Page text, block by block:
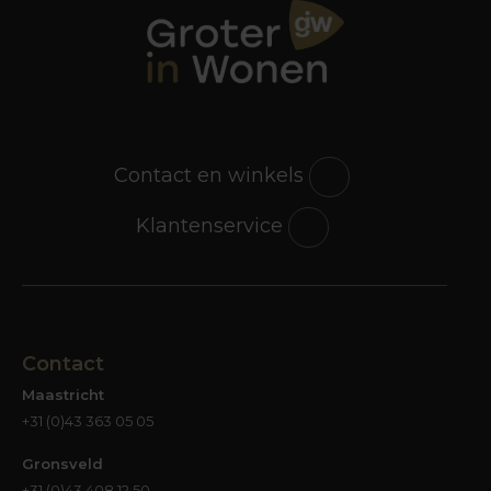
een comfortabel binnenklimaat in elke ruimte.
Rolgordijnen, plissés en
diverse oplossingen zoals rolgordijnen,
plisségordijnen en speciale raamdecoraties voor
complexe raamvormen. Elk product wordt op
maat gemaakt en biedt een strakke,
energiezuinig wonen
het energieverbruik voor koeling en verwarming
worden verminderd. Daarnaast worden de
Contact en winkels
Klantenservice
Contact
Maastricht
+31 (0)43 363 05 05
Gronsveld